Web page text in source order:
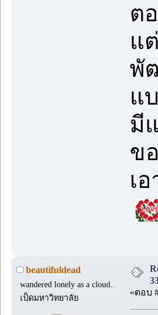
ต
แ
พั
แ
มี
ข
เ
beautifuldead
wandered lonely as a cloud..
เป็ดมหาวิทยาลัย
«ตอบ